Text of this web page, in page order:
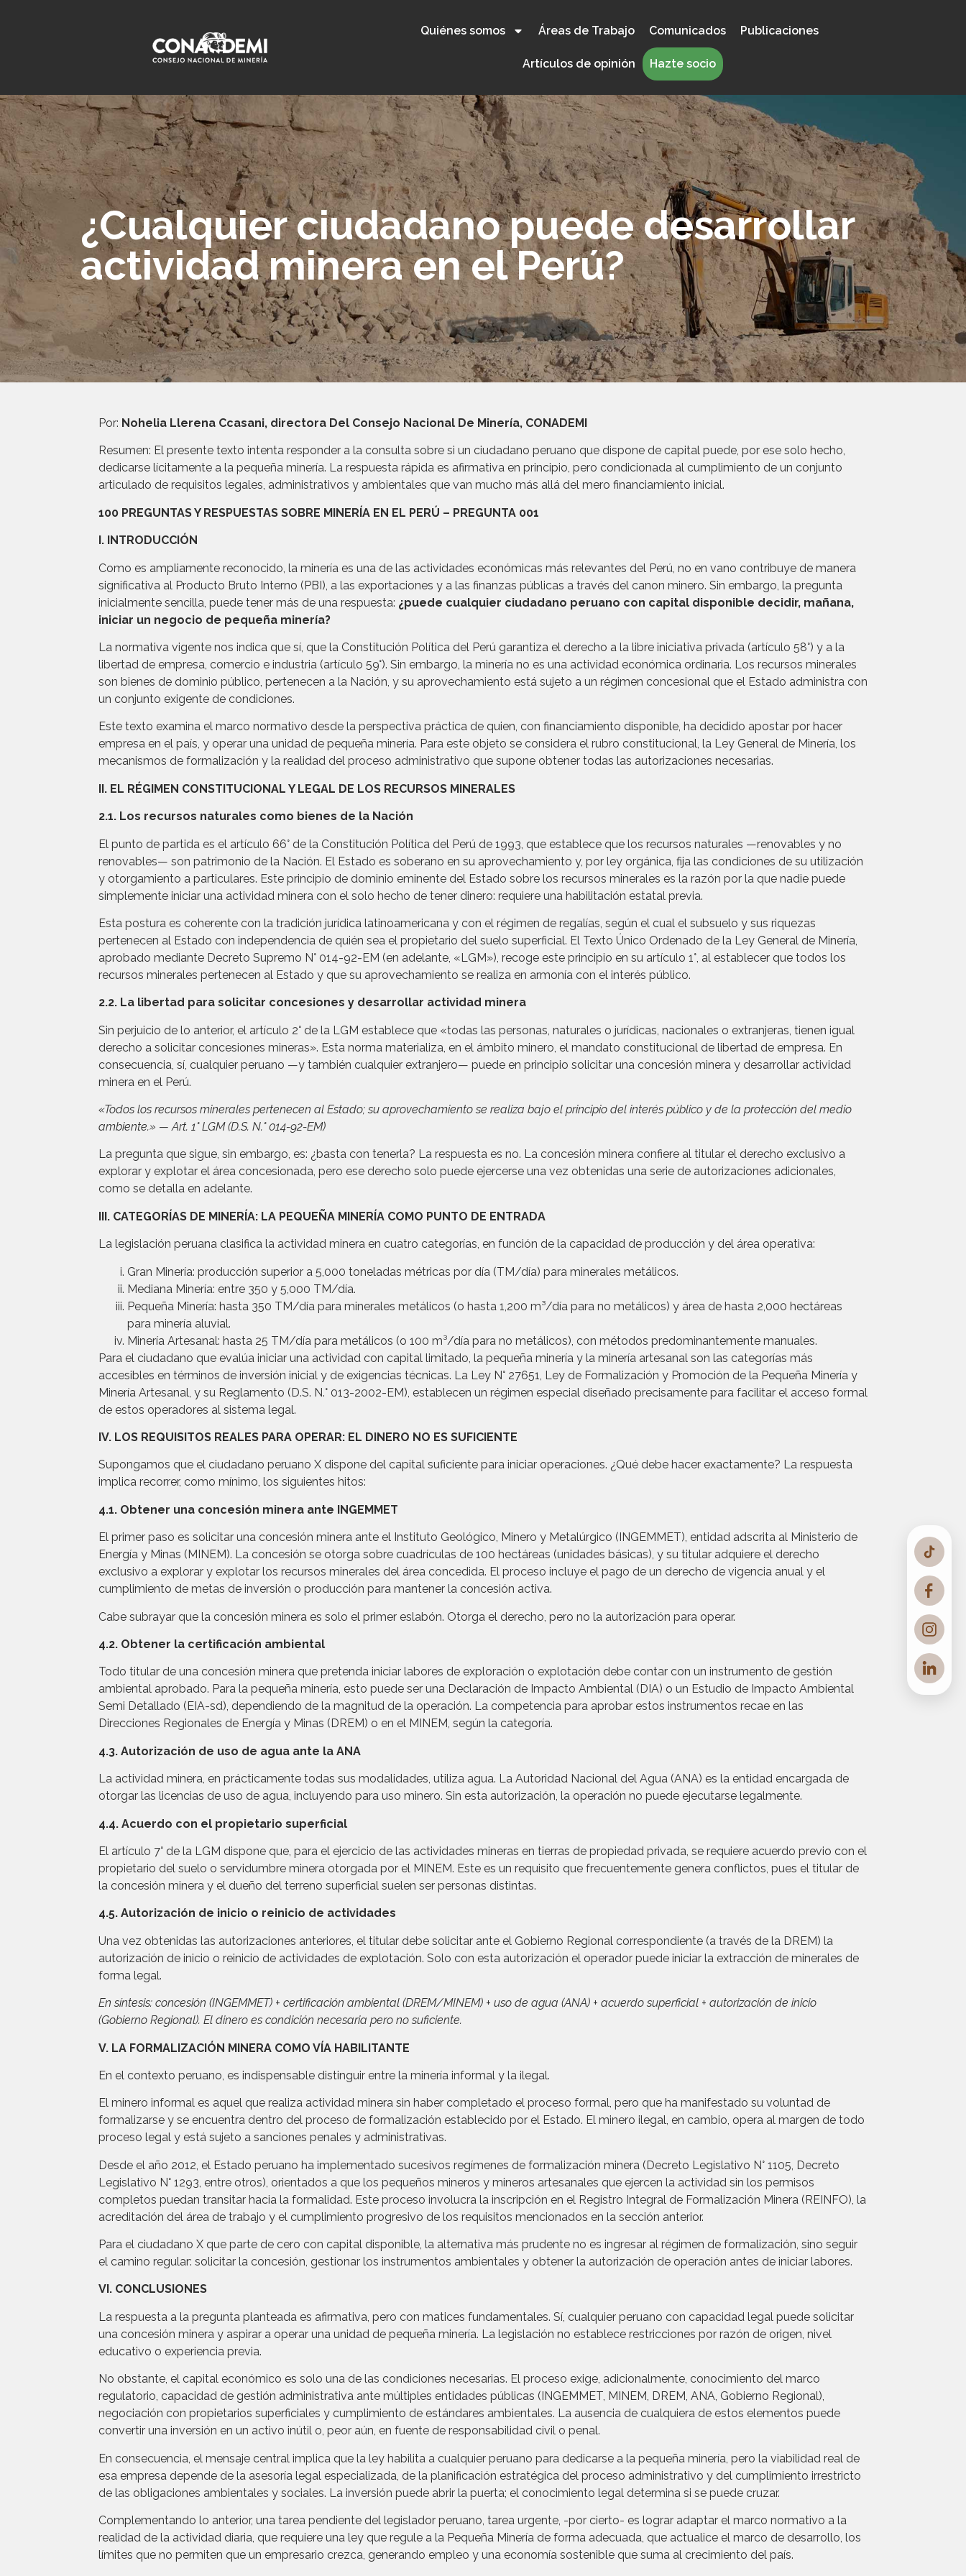
Quiénes somos Áreas de Trabajo Comunicados Publicaciones
Artículos de opinión Hazte socio
¿Cualquier ciudadano puede desarrollar
actividad minera en el Perú?
Por: Nohelia Llerena Ccasani, directora Del Consejo Nacional De Minería, CONADEMI
Resumen: El presente texto intenta responder a la consulta sobre si un ciudadano peruano que dispone de capital puede, por ese solo hecho,
dedicarse lícitamente a la pequeña minería. La respuesta rápida es afirmativa en principio, pero condicionada al cumplimiento de un conjunto
articulado de requisitos legales, administrativos y ambientales que van mucho más allá del mero financiamiento inicial.
100 PREGUNTAS Y RESPUESTAS SOBRE MINERÍA EN EL PERÚ – PREGUNTA 001
I. INTRODUCCIÓN
Como es ampliamente reconocido, la minería es una de las actividades económicas más relevantes del Perú, no en vano contribuye de manera
significativa al Producto Bruto Interno (PBI), a las exportaciones y a las finanzas públicas a través del canon minero. Sin embargo, la pregunta
inicialmente sencilla, puede tener más de una respuesta: ¿puede cualquier ciudadano peruano con capital disponible decidir, mañana,
iniciar un negocio de pequeña minería?
La normativa vigente nos indica que sí, que la Constitución Política del Perú garantiza el derecho a la libre iniciativa privada (artículo 58°) y a la
libertad de empresa, comercio e industria (artículo 59°). Sin embargo, la minería no es una actividad económica ordinaria. Los recursos minerales
son bienes de dominio público, pertenecen a la Nación, y su aprovechamiento está sujeto a un régimen concesional que el Estado administra con
un conjunto exigente de condiciones.
Este texto examina el marco normativo desde la perspectiva práctica de quien, con financiamiento disponible, ha decidido apostar por hacer
empresa en el país, y operar una unidad de pequeña minería. Para este objeto se considera el rubro constitucional, la Ley General de Minería, los
mecanismos de formalización y la realidad del proceso administrativo que supone obtener todas las autorizaciones necesarias.
II. EL RÉGIMEN CONSTITUCIONAL Y LEGAL DE LOS RECURSOS MINERALES
2.1. Los recursos naturales como bienes de la Nación
El punto de partida es el artículo 66° de la Constitución Política del Perú de 1993, que establece que los recursos naturales —renovables y no
renovables— son patrimonio de la Nación. El Estado es soberano en su aprovechamiento y, por ley orgánica, fija las condiciones de su utilización
y otorgamiento a particulares. Este principio de dominio eminente del Estado sobre los recursos minerales es la razón por la que nadie puede
simplemente iniciar una actividad minera con el solo hecho de tener dinero: requiere una habilitación estatal previa.
Esta postura es coherente con la tradición jurídica latinoamericana y con el régimen de regalías, según el cual el subsuelo y sus riquezas
pertenecen al Estado con independencia de quién sea el propietario del suelo superficial. El Texto Único Ordenado de la Ley General de Minería,
aprobado mediante Decreto Supremo N° 014-92-EM (en adelante, «LGM»), recoge este principio en su artículo 1°, al establecer que todos los
recursos minerales pertenecen al Estado y que su aprovechamiento se realiza en armonía con el interés público.
2.2. La libertad para solicitar concesiones y desarrollar actividad minera
Sin perjuicio de lo anterior, el artículo 2° de la LGM establece que «todas las personas, naturales o jurídicas, nacionales o extranjeras, tienen igual
derecho a solicitar concesiones mineras». Esta norma materializa, en el ámbito minero, el mandato constitucional de libertad de empresa. En
consecuencia, sí, cualquier peruano —y también cualquier extranjero— puede en principio solicitar una concesión minera y desarrollar actividad
minera en el Perú.
«Todos los recursos minerales pertenecen al Estado; su aprovechamiento se realiza bajo el principio del interés público y de la protección del medio
ambiente.» — Art. 1° LGM (D.S. N.° 014-92-EM)
La pregunta que sigue, sin embargo, es: ¿basta con tenerla? La respuesta es no. La concesión minera confiere al titular el derecho exclusivo a
explorar y explotar el área concesionada, pero ese derecho solo puede ejercerse una vez obtenidas una serie de autorizaciones adicionales,
como se detalla en adelante.
III. CATEGORÍAS DE MINERÍA: LA PEQUEÑA MINERÍA COMO PUNTO DE ENTRADA
La legislación peruana clasifica la actividad minera en cuatro categorías, en función de la capacidad de producción y del área operativa:
Gran Minería: producción superior a 5,000 toneladas métricas por día (TM/día) para minerales metálicos.
Mediana Minería: entre 350 y 5,000 TM/día.
Pequeña Minería: hasta 350 TM/día para minerales metálicos (o hasta 1,200 m³/día para no metálicos) y área de hasta 2,000 hectáreas
para minería aluvial.
Minería Artesanal: hasta 25 TM/día para metálicos (o 100 m³/día para no metálicos), con métodos predominantemente manuales.
Para el ciudadano que evalúa iniciar una actividad con capital limitado, la pequeña minería y la minería artesanal son las categorías más
accesibles en términos de inversión inicial y de exigencias técnicas. La Ley N° 27651, Ley de Formalización y Promoción de la Pequeña Minería y
Minería Artesanal, y su Reglamento (D.S. N.° 013-2002-EM), establecen un régimen especial diseñado precisamente para facilitar el acceso formal
de estos operadores al sistema legal.
IV. LOS REQUISITOS REALES PARA OPERAR: EL DINERO NO ES SUFICIENTE
Supongamos que el ciudadano peruano X dispone del capital suficiente para iniciar operaciones. ¿Qué debe hacer exactamente? La respuesta
implica recorrer, como mínimo, los siguientes hitos:
4.1. Obtener una concesión minera ante INGEMMET
El primer paso es solicitar una concesión minera ante el Instituto Geológico, Minero y Metalúrgico (INGEMMET), entidad adscrita al Ministerio de
Energía y Minas (MINEM). La concesión se otorga sobre cuadrículas de 100 hectáreas (unidades básicas), y su titular adquiere el derecho
exclusivo a explorar y explotar los recursos minerales del área concedida. El proceso incluye el pago de un derecho de vigencia anual y el
cumplimiento de metas de inversión o producción para mantener la concesión activa.
Cabe subrayar que la concesión minera es solo el primer eslabón. Otorga el derecho, pero no la autorización para operar.
4.2. Obtener la certificación ambiental
Todo titular de una concesión minera que pretenda iniciar labores de exploración o explotación debe contar con un instrumento de gestión
ambiental aprobado. Para la pequeña minería, esto puede ser una Declaración de Impacto Ambiental (DIA) o un Estudio de Impacto Ambiental
Semi Detallado (EIA-sd), dependiendo de la magnitud de la operación. La competencia para aprobar estos instrumentos recae en las
Direcciones Regionales de Energía y Minas (DREM) o en el MINEM, según la categoría.
4.3. Autorización de uso de agua ante la ANA
La actividad minera, en prácticamente todas sus modalidades, utiliza agua. La Autoridad Nacional del Agua (ANA) es la entidad encargada de
otorgar las licencias de uso de agua, incluyendo para uso minero. Sin esta autorización, la operación no puede ejecutarse legalmente.
4.4. Acuerdo con el propietario superficial
El artículo 7° de la LGM dispone que, para el ejercicio de las actividades mineras en tierras de propiedad privada, se requiere acuerdo previo con el
propietario del suelo o servidumbre minera otorgada por el MINEM. Este es un requisito que frecuentemente genera conflictos, pues el titular de
la concesión minera y el dueño del terreno superficial suelen ser personas distintas.
4.5. Autorización de inicio o reinicio de actividades
Una vez obtenidas las autorizaciones anteriores, el titular debe solicitar ante el Gobierno Regional correspondiente (a través de la DREM) la
autorización de inicio o reinicio de actividades de explotación. Solo con esta autorización el operador puede iniciar la extracción de minerales de
forma legal.
En síntesis: concesión (INGEMMET) + certificación ambiental (DREM/MINEM) + uso de agua (ANA) + acuerdo superficial + autorización de inicio
(Gobierno Regional). El dinero es condición necesaria pero no suficiente.
V. LA FORMALIZACIÓN MINERA COMO VÍA HABILITANTE
En el contexto peruano, es indispensable distinguir entre la minería informal y la ilegal.
El minero informal es aquel que realiza actividad minera sin haber completado el proceso formal, pero que ha manifestado su voluntad de
formalizarse y se encuentra dentro del proceso de formalización establecido por el Estado. El minero ilegal, en cambio, opera al margen de todo
proceso legal y está sujeto a sanciones penales y administrativas.
Desde el año 2012, el Estado peruano ha implementado sucesivos regímenes de formalización minera (Decreto Legislativo N° 1105, Decreto
Legislativo N° 1293, entre otros), orientados a que los pequeños mineros y mineros artesanales que ejercen la actividad sin los permisos
completos puedan transitar hacia la formalidad. Este proceso involucra la inscripción en el Registro Integral de Formalización Minera (REINFO), la
acreditación del área de trabajo y el cumplimiento progresivo de los requisitos mencionados en la sección anterior.
Para el ciudadano X que parte de cero con capital disponible, la alternativa más prudente no es ingresar al régimen de formalización, sino seguir
el camino regular: solicitar la concesión, gestionar los instrumentos ambientales y obtener la autorización de operación antes de iniciar labores.
VI. CONCLUSIONES
La respuesta a la pregunta planteada es afirmativa, pero con matices fundamentales. Sí, cualquier peruano con capacidad legal puede solicitar
una concesión minera y aspirar a operar una unidad de pequeña minería. La legislación no establece restricciones por razón de origen, nivel
educativo o experiencia previa.
No obstante, el capital económico es solo una de las condiciones necesarias. El proceso exige, adicionalmente, conocimiento del marco
regulatorio, capacidad de gestión administrativa ante múltiples entidades públicas (INGEMMET, MINEM, DREM, ANA, Gobierno Regional),
negociación con propietarios superficiales y cumplimiento de estándares ambientales. La ausencia de cualquiera de estos elementos puede
convertir una inversión en un activo inútil o, peor aún, en fuente de responsabilidad civil o penal.
En consecuencia, el mensaje central implica que la ley habilita a cualquier peruano para dedicarse a la pequeña minería, pero la viabilidad real de
esa empresa depende de la asesoría legal especializada, de la planificación estratégica del proceso administrativo y del cumplimiento irrestricto
de las obligaciones ambientales y sociales. La inversión puede abrir la puerta; el conocimiento legal determina si se puede cruzar.
Complementando lo anterior, una tarea pendiente del legislador peruano, tarea urgente, -por cierto- es lograr adaptar el marco normativo a la
realidad de la actividad diaria, que requiere una ley que regule a la Pequeña Minería de forma adecuada, que actualice el marco de desarrollo, los
límites que no permiten que un empresario crezca, generando empleo y una economía sostenible que suma al crecimiento del país.